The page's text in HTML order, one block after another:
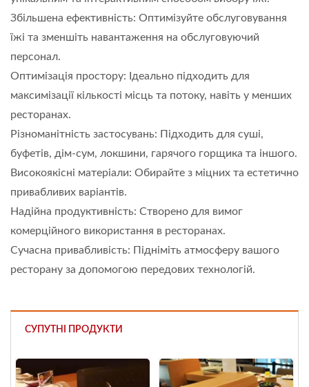
Збільшена ефективність: Оптимізуйте обслуговування
їжі та зменшіть навантаження на обслуговуючий
персонал.
Оптимізація простору: Ідеально підходить для
максимізації кількості місць та потоку, навіть у менших
ресторанах.
Різноманітність застосувань: Підходить для суші,
буфетів, дім-сум, локшини, гарячого горщика та іншого.
Високоякісні матеріали: Обирайте з міцних та естетично
привабливих варіантів.
Надійна продуктивність: Створено для вимог
комерційного використання в ресторанах.
Сучасна привабливість: Підніміть атмосферу вашого
ресторану за допомогою передових технологій.
СУПУТНІ ПРОДУКТИ